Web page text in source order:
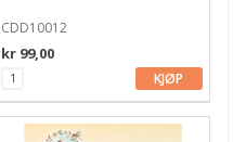
CDD10012
kr 99,00
KJØP